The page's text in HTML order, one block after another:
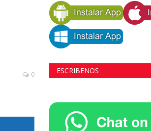
0 ESCRIBENOS